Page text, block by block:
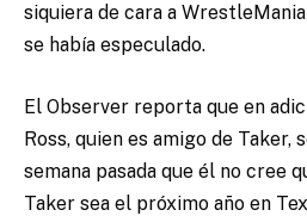
siquiera de cara a
se había especulado.
El Observer reporta que en
Ross, quien es amigo de Taker,
semana pasada que él no cree
Taker sea el próximo año en